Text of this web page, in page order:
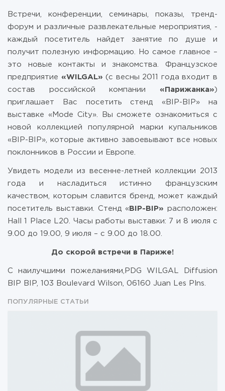
Встречи, конференции, семинары, показы, тренд-
форум и различные развлекательные мероприятия, -
каждый посетитель найдет занятие по душе и
получит полезную информацию. Но самое главное –
это новые контакты и знакомства. Французское
предприятие «WILGAL»(с весны 2011 года входит в
состав российской компании
«Парижанка» )
приглашает Вас посетить стенд «BIP-BIP» на
выставке «Mode City». Вы сможете ознакомиться с
новой коллекцией популярной марки купальников
«BIP-BIP», которые активно завоевывают все новых
поклонников в России и Европе.
Увидеть модели из весенне-летней коллекции 2013
года и насладиться истинно французским
качеством, которым славится бренд, может каждый
посетитель выставки. Стенд « BIP- BIP» расположен:
Hall 1 Plaсe L20. Часы работы выставки: 7 и 8 июля с
9.00 до 19.00, 9 июля – с 9.00 до 18.00.
До скорой встречи в Париже!
С наилучшими пожеланиями,PDG WILGAL Diffusion
BIP BIP, 103 Boulevard Wilson, 06160 Juan Les Plns.
ПОПУЛЯРНЫЕ СТАТЬИ